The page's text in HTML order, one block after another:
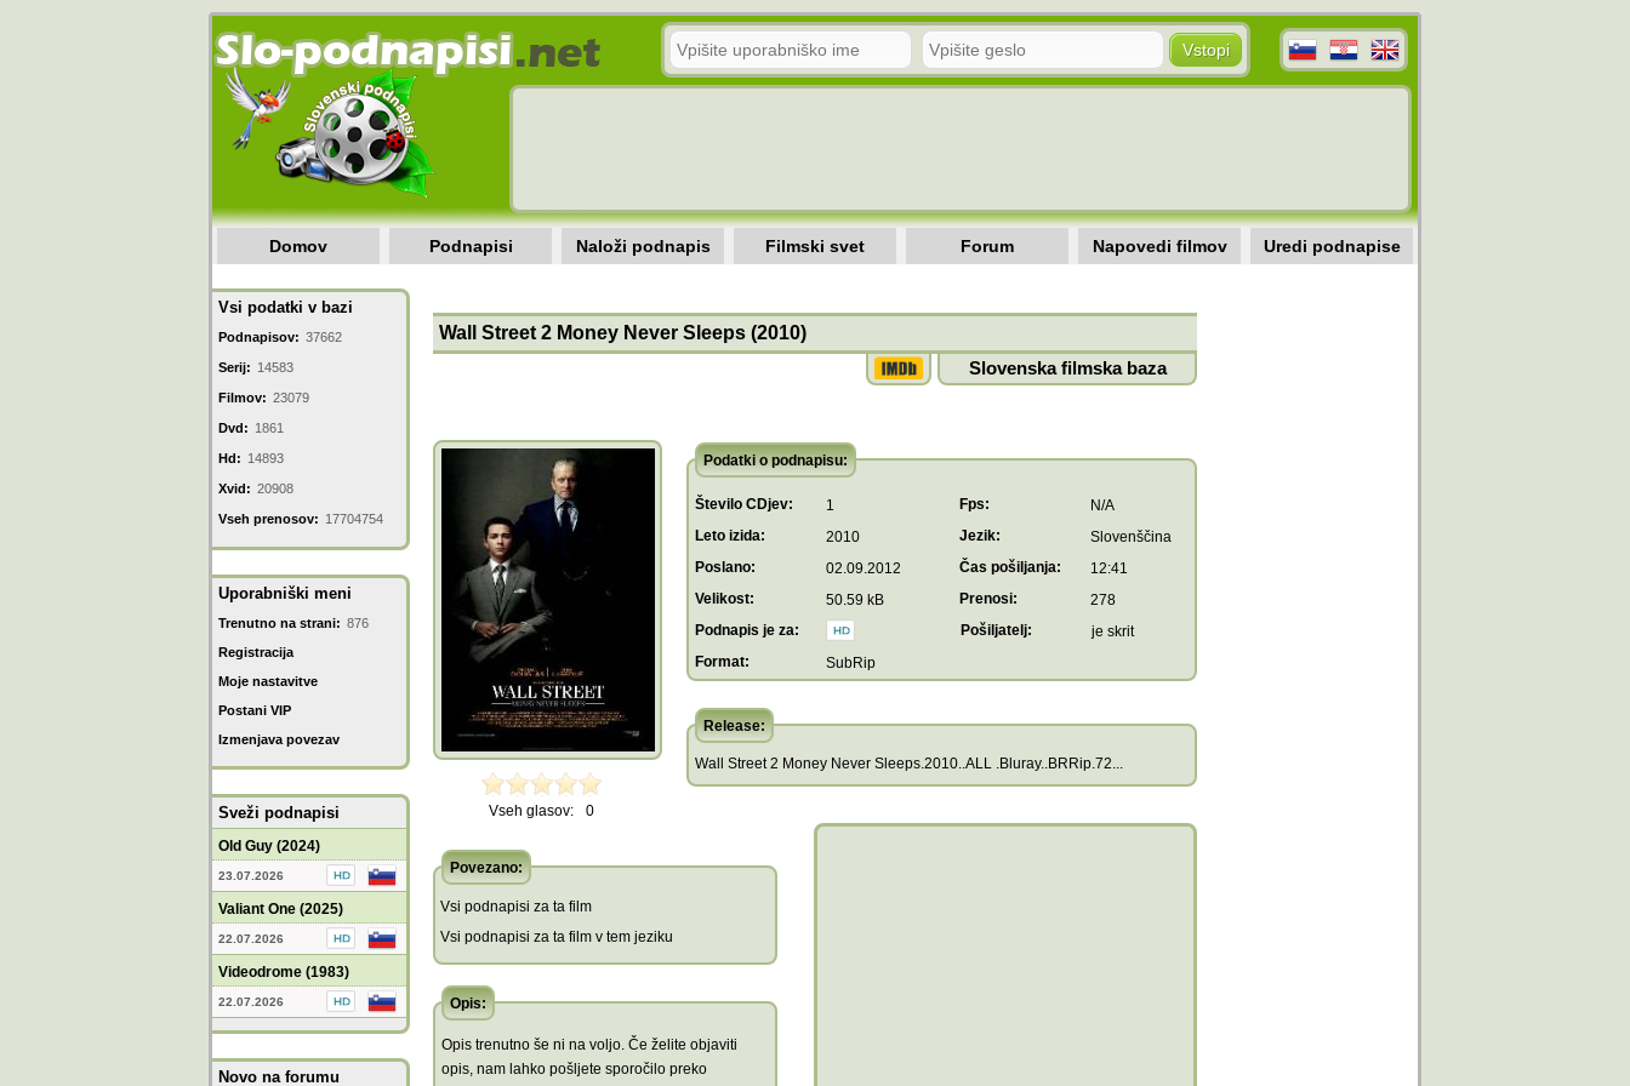
Domov Podnapisi Naloži podnapis Filmski svet Forum Napovedi filmov Uredi podnapise
Vsi podatki v bazi
Podnapisov: 37662
Serij: 14583
Filmov: 23079
Dvd: 1861
Hd: 14893
Xvid: 20908
Vseh prenosov: 17704754
Uporabniški meni
Trenutno na strani: 876
Registracija
Moje nastavitve
Postani VIP
Izmenjava povezav
Sveži podnapisi
Old Guy (2024)
23.07.2026
Valiant One (2025)
22.07.2026
Videodrome (1983)
22.07.2026
Novo na forumu
Wall Street 2 Money Never Sleeps (2010)
Slovenska filmska baza
Vseh glasov: 0
Podatki o podnapisu:
Število CDjev: 1 Fps:
N/A
Leto izida:
2010 Jezik:
Slovenščina
Poslano:
02.09.2012 Čas pošiljanja:
12:41
Velikost:
50.59 kB Prenosi:
278
Podnapis je za:
Pošiljatelj:
je skrit
Format:
SubRip
Release:
Wall Street 2 Money Never Sleeps.2010..ALL .Bluray..BRRip.72...
Povezano:
Vsi podnapisi za ta film
Vsi podnapisi za ta film v tem jeziku
Opis:
Opis trenutno še ni na voljo. Če želite objaviti
opis, nam lahko pošljete sporočilo preko